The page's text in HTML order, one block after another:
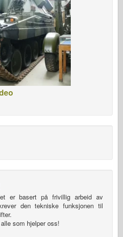
er basert på frivillig arbeid av
den tekniske funksjonen til
som hjelper oss!